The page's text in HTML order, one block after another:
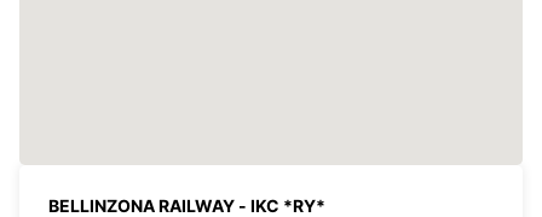
BELLINZONA RAILWAY - IKC *RY*